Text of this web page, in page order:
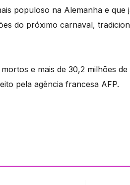
populoso na Alemanha e que
do próximo carnaval,
e mais de 30,2 milhões de
pela agência francesa AFP.